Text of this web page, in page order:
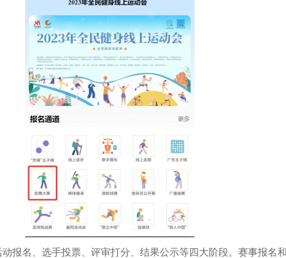
报名、选手投票、评审打分、结果公示等四大阶段。赛事报名